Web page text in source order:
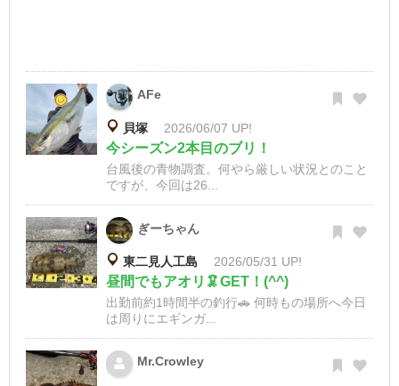
AFe
貝塚 2026/06/07 UP!
今シーズン2本目のブリ！
台風後の青物調査。何やら厳しい状況とのこと
ですが、今回は26...
ぎーちゃん
東二見人工島 2026/05/31 UP!
昼間でもアオリ🦑GET！(^^)
出勤前約1時間半の釣行🚗 何時もの場所へ今日
は周りにエギンガ...
Mr.Crowley